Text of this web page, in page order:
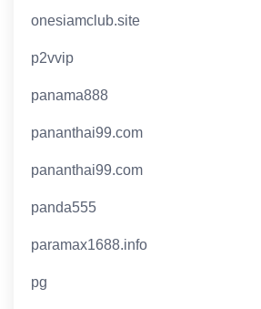
onesiamclub.site
p2vvip
panama888
pananthai99.com
pananthai99.com
panda555
paramax1688.info
pg